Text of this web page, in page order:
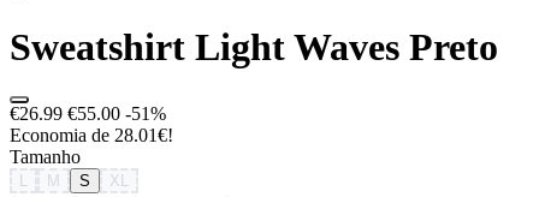
Sweatshirt Light Waves Preto
€26.99 €55.00 -51%
Economia de 28.01€!
Tamanho
M S XL